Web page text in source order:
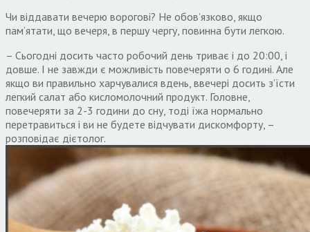
Чи віддавати вечерю ворогові? Не обов’язково, якщо
пам’ятати, що вечеря, в першу чергу, повинна бути легкою.
– Сьогодні досить часто робочий день триває і до 20:00, і
довше. І не завжди є можливість повечеряти о 6 годині. Але
якщо ви правильно харчувалися вдень, ввечері досить з’їсти
легкий салат або кисломолочний продукт. Головне,
повечеряти за 2-3 години до сну, тоді їжа нормально
перетравиться і ви не будете відчувати дискомфорту, –
розповідає дієтолог.